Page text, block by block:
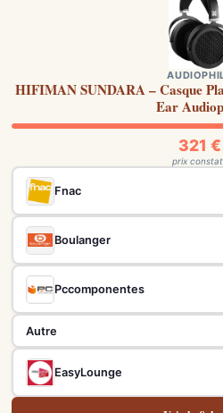
HIFIMAN SUNDARA – Casque
Ear
321 €
prix
Fnac
Boulanger
Pccomponentes
Autre
EasyLounge